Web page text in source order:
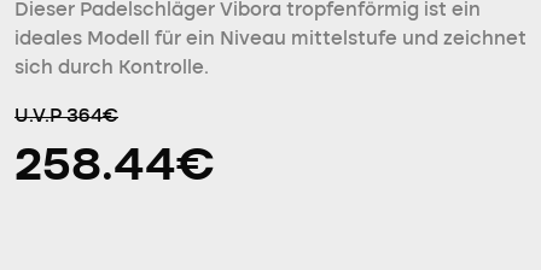
Dieser Padelschläger Vibora tropfenförmig ist ein
ideales Modell für ein Niveau mittelstufe und zeichnet
sich durch Kontrolle.
U.V.P 364€
258.44€